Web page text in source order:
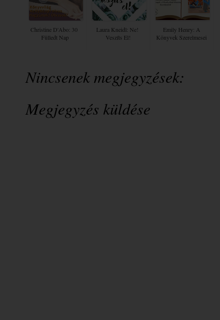
Christine D'Abo: 30 ​
Fülledt Nap
Laura Kneidl: Ne! ​
Veszíts El!
Emily Henry: A
Könyvek Szerelmesei
Nincsenek megjegyzések:
Megjegyzés küldése